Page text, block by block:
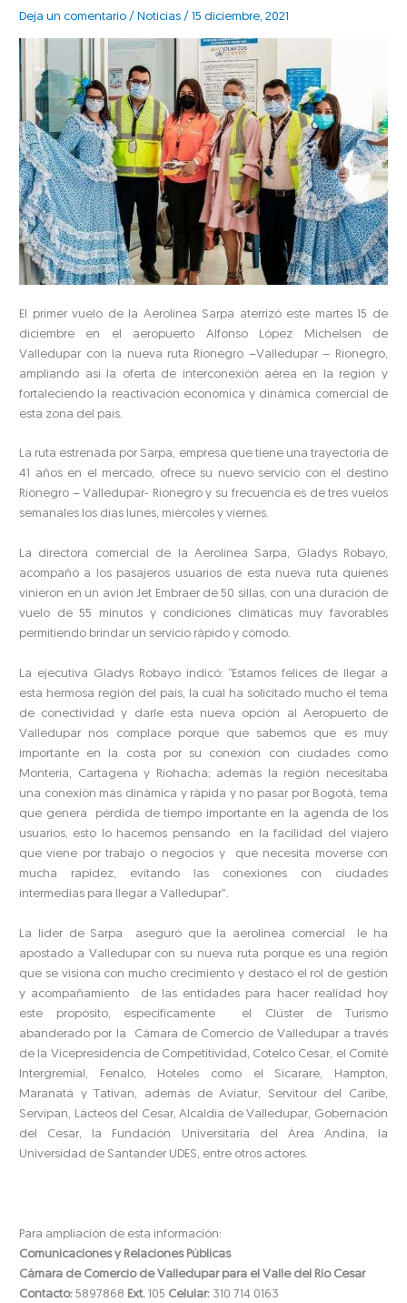
Deja un comentario / Noticias /15 diciembre, 2021
El primer vuelo de la Aerolínea Sarpa aterrizó este martes 15 de
diciembre en el aeropuerto Alfonso López Michelsen de
Valledupar con la nueva ruta Rionegro –Valledupar – Rionegro,
ampliando así la oferta de interconexión aérea en la región y
fortaleciendo la reactivación económica y dinámica comercial de
esta zona del país.
La ruta estrenada por Sarpa, empresa que tiene una trayectoria de
41 años en el mercado, ofrece su nuevo servicio con el destino
Rionegro – Valledupar- Rionegro y su frecuencia es de tres vuelos
semanales los días lunes, miércoles y viernes.
La directora comercial de la Aerolínea Sarpa, Gladys Robayo,
acompañó a los pasajeros usuarios de esta nueva ruta quienes
vinieron en un avión Jet Embraer de 50 sillas, con una duración de
vuelo de 55 minutos y condiciones climáticas muy favorables
permitiendo brindar un servicio rápido y cómodo.
La ejecutiva Gladys Robayo indicó: “Estamos felices de llegar a
esta hermosa región del país, la cual ha solicitado mucho el tema
de conectividad y darle esta nueva opción al Aeropuerto de
Valledupar nos complace porque que sabemos que es muy
importante en la costa por su conexión con ciudades como
Montería, Cartagena y Riohacha; además la región necesitaba
una conexión más dinámica y rápida y no pasar por Bogotá, tema
que genera pérdida de tiempo importante en la agenda de los
usuarios, esto lo hacemos pensando en la facilidad del viajero
que viene por trabajo o negocios y que necesita moverse con
mucha rapidez, evitando las conexiones con ciudades
intermedias para llegar a Valledupar”.
La líder de Sarpa aseguró que la aerolínea comercial le ha
apostado a Valledupar con su nueva ruta porque es una región
que se visiona con mucho crecimiento y destacó el rol de gestión
y acompañamiento de las entidades para hacer realidad hoy
este propósito, específicamente el Clúster de Turismo
abanderado por la Cámara de Comercio de Valledupar a través
de la Vicepresidencia de Competitividad, Cotelco Cesar, el Comité
Intergremial, Fenalco, Hoteles como el Sicarare, Hampton,
Maranatá y Tativan, además de Aviatur, Servitour del Caribe,
Servipan, Lácteos del Cesar, Alcaldía de Valledupar, Gobernación
del Cesar, la Fundación Universitaria del Área Andina, la
Universidad de Santander UDES, entre otros actores.
Para ampliación de esta información:
Comunicaciones y Relaciones Públicas
Cámara de Comercio de Valledupar para el Valle del Río Cesar
Contacto: 5897868 Ext. 105 Celular: 310 714 0163